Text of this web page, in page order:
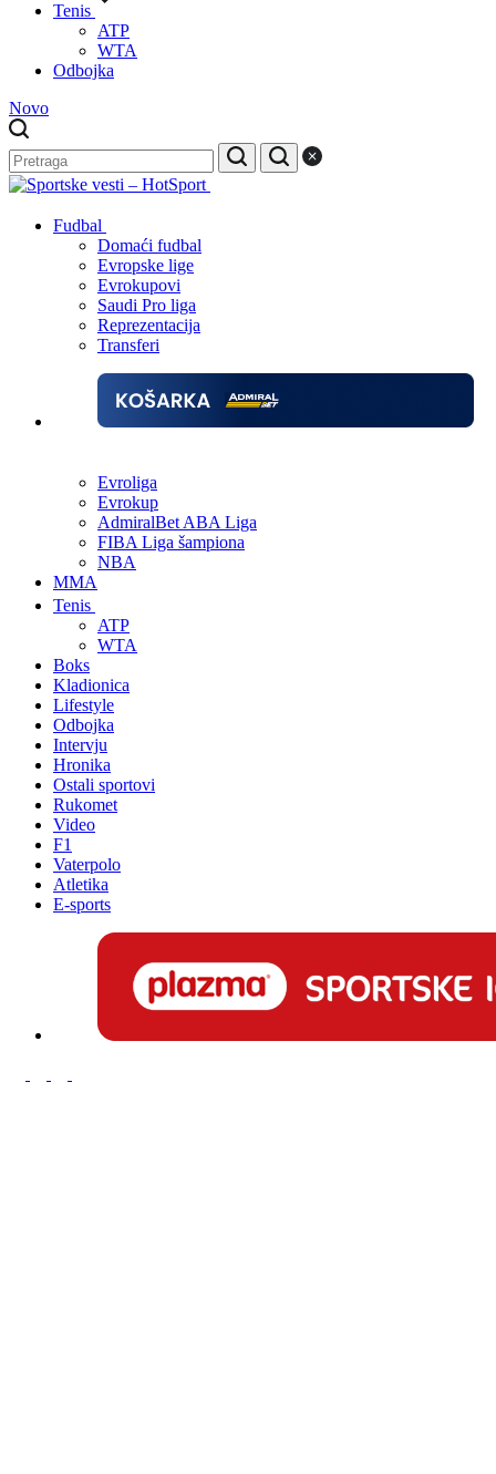
Tenis
ATP
WTA
Odbojka
Novo
Fudbal
Domaći fudbal
Evropske lige
Evrokupovi
Saudi Pro liga
Reprezentacija
Transferi
Evroliga
Evrokup
AdmiralBet ABA Liga
FIBA Liga šampiona
NBA
MMA
Tenis
ATP
WTA
Boks
Kladionica
Lifestyle
Odbojka
Intervju
Hronika
Ostali sportovi
Rukomet
Video
F1
Vaterpolo
Atletika
E-sports